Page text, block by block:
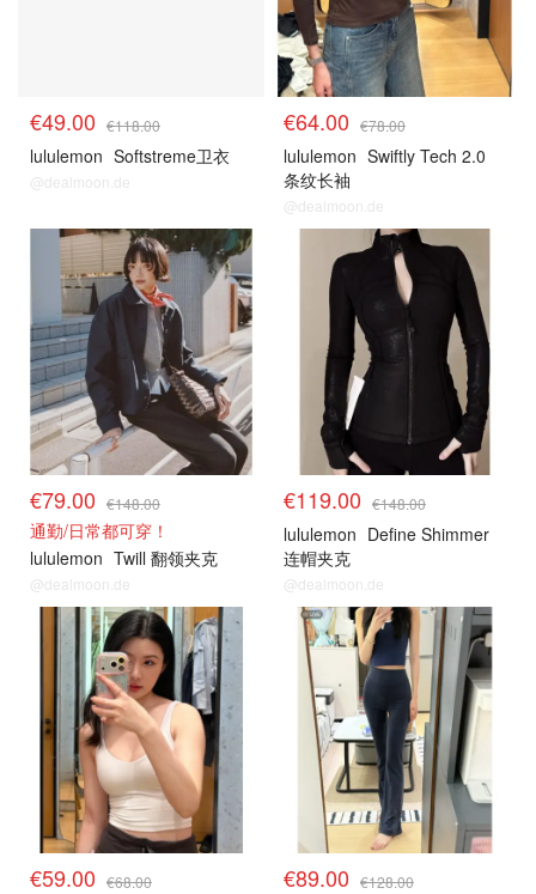
€49.00 €118.00
lululemon Softstreme卫衣
@dealmoon.de
€64.00 €78.00
lululemon Swiftly Tech 2.0
条纹长袖
@dealmoon.de
€79.00 €148.00
通勤/日常都可穿！
lululemon Twill 翻领夹克
@dealmoon.de
€119.00 €148.00
lululemon Define Shimmer
连帽夹克
@dealmoon.de
€59.00 €68.00 €89.00 €128.00